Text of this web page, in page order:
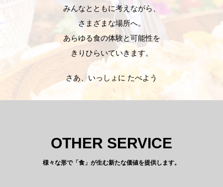
みんなとともに考えながら、
さまざまな場所へ。
あらゆる食の体験と可能性を
きりひらいていきます。
さあ、いっしょに たべよう
OTHER SERVICE
様々な形で「食」が生む新たな価値を提供します。